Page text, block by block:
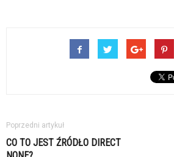
Poprzedni artykuł
CO TO JEST ŹRÓDŁO DIRECT